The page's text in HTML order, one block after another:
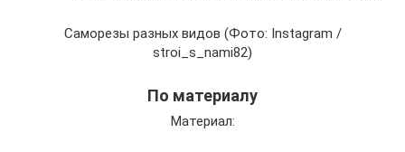
Саморезы разных видов (Фото: Instagram /
stroi_s_nami82)
По материалу
Материал: